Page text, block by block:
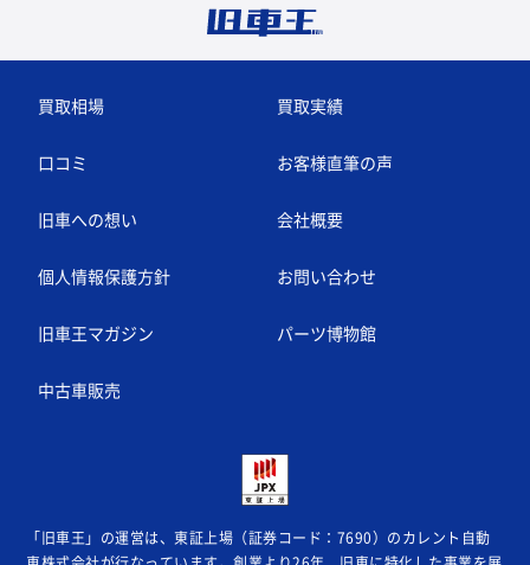
買取相場 買取実績
口コミ お客様直筆の声
旧車への想い 会社概要
個人情報保護方針 お問い合わせ
旧車王マガジン パーツ博物館
中古車販売
「旧車王」の運営は、東証上場（証券コード：7690）のカレント自動